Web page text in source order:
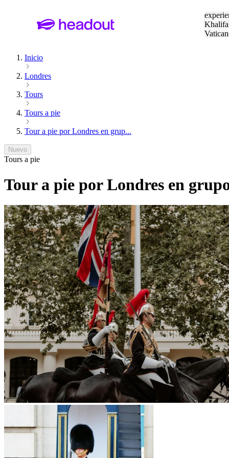
Khalifa
Inicio
Londres
Tours
Tours a pie
Tour a pie por Londres en grup...
Nuevo
Tours a pie
Tour a pie por Londres en